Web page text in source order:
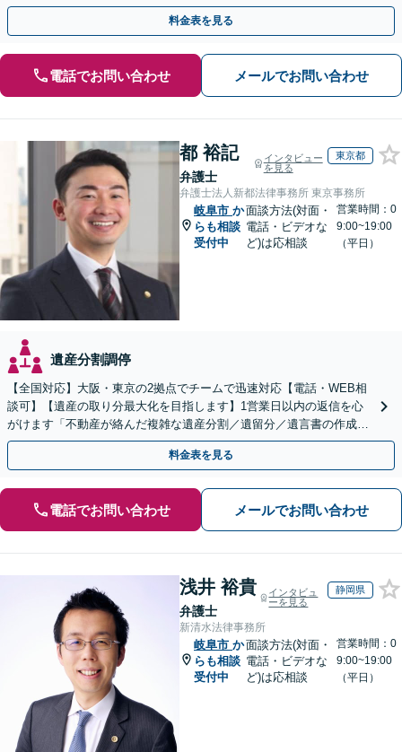
さい。【夜間・休日の相談可能】【駐車場完備】
料金表を見る
電話でお問い合わせ メールでお問い合わせ
都 裕記
弁護士
インタビュー
を見る
東京都
弁護士法人新都法律事務所 東京事務所
岐阜市 か
らも相談
受付中
面談方法(対面・
電話・ビデオな
ど)は応相談
営業時間：0
9:00~19:00
（平日）
遺産分割調停
【全国対応】大阪・東京の2拠点でチームで迅速対応【電話・WEB相
談可】【遺産の取り分最大化を目指します】1営業日以内の返信を心
がけます「不動産が絡んだ複雑な遺産分割／遺留分／遺言書の作成・
執行／事業承継など、お任せください」【休日相談あり】
料金表を見る
電話でお問い合わせ メールでお問い合わせ
浅井 裕貴
弁護士
インタビュ
ーを見る
静岡県
新清水法律事務所
岐阜市 か
らも相談
受付中
面談方法(対面・
電話・ビデオな
ど)は応相談
営業時間：0
9:00~19:00
（平日）